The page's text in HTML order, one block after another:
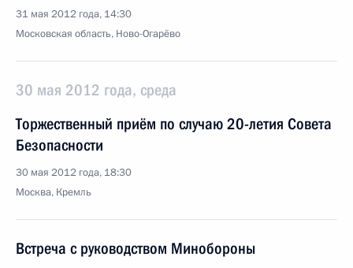
31 мая 2012 года, 14:30
Московская область, Ново-Огарёво
30 мая 2012 года, среда
Торжественный приём по случаю 20-летия Совета
Безопасности
30 мая 2012 года, 18:30
Москва, Кремль
Встреча с руководством Минобороны